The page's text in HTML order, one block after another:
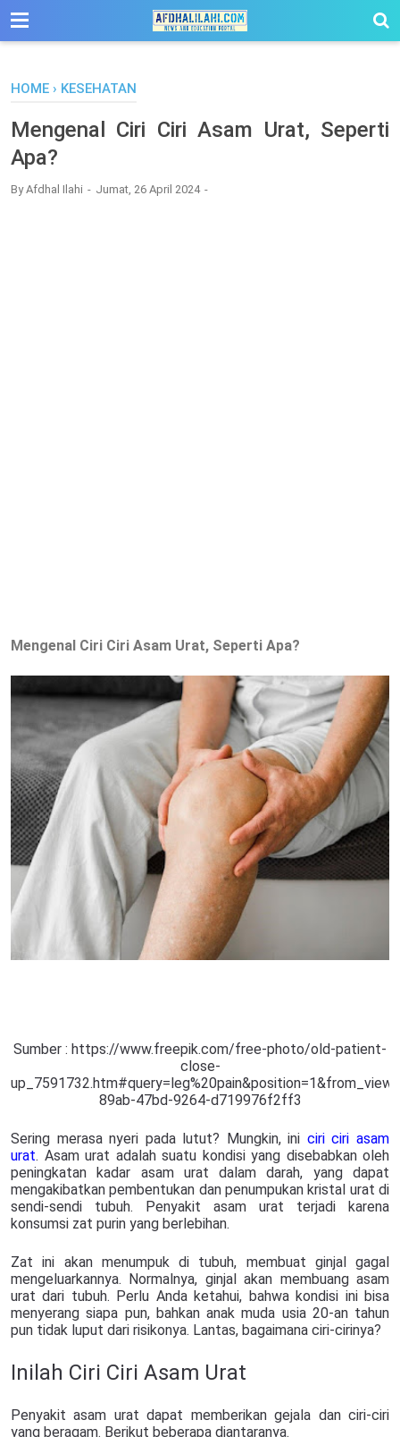
-->
HOME › KESEHATAN
Mengenal Ciri Ciri Asam Urat, Seperti
Apa?
ByAfdhal Ilahi Jumat, 26 April 2024
Mengenal Ciri Ciri Asam Urat, Seperti Apa?
Sumber : https://www.freepik.com/free-photo/old-patient-
close-
89ab-47bd-9264-d719976f2ff3
Sering merasa nyeri pada lutut? Mungkin, ini ciri ciri asam
urat. Asam urat adalah suatu kondisi yang disebabkan oleh
peningkatan kadar asam urat dalam darah, yang dapat
mengakibatkan pembentukan dan penumpukan kristal urat di
sendi-sendi tubuh. Penyakit asam urat terjadi karena
konsumsi zat purin yang berlebihan.
Zat ini akan menumpuk di tubuh, membuat ginjal gagal
mengeluarkannya. Normalnya, ginjal akan membuang asam
urat dari tubuh. Perlu Anda ketahui, bahwa kondisi ini bisa
menyerang siapa pun, bahkan anak muda usia 20-an tahun
pun tidak luput dari risikonya. Lantas, bagaimana ciri-cirinya?
Inilah Ciri Ciri Asam Urat
Penyakit asam urat dapat memberikan gejala dan ciri-ciri
yang beragam. Berikut beberapa diantaranya.